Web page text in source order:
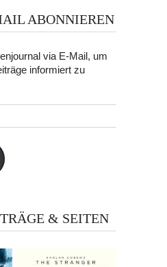
ABONNIEREN
via E-Mail, um
informiert zu
& SEITEN